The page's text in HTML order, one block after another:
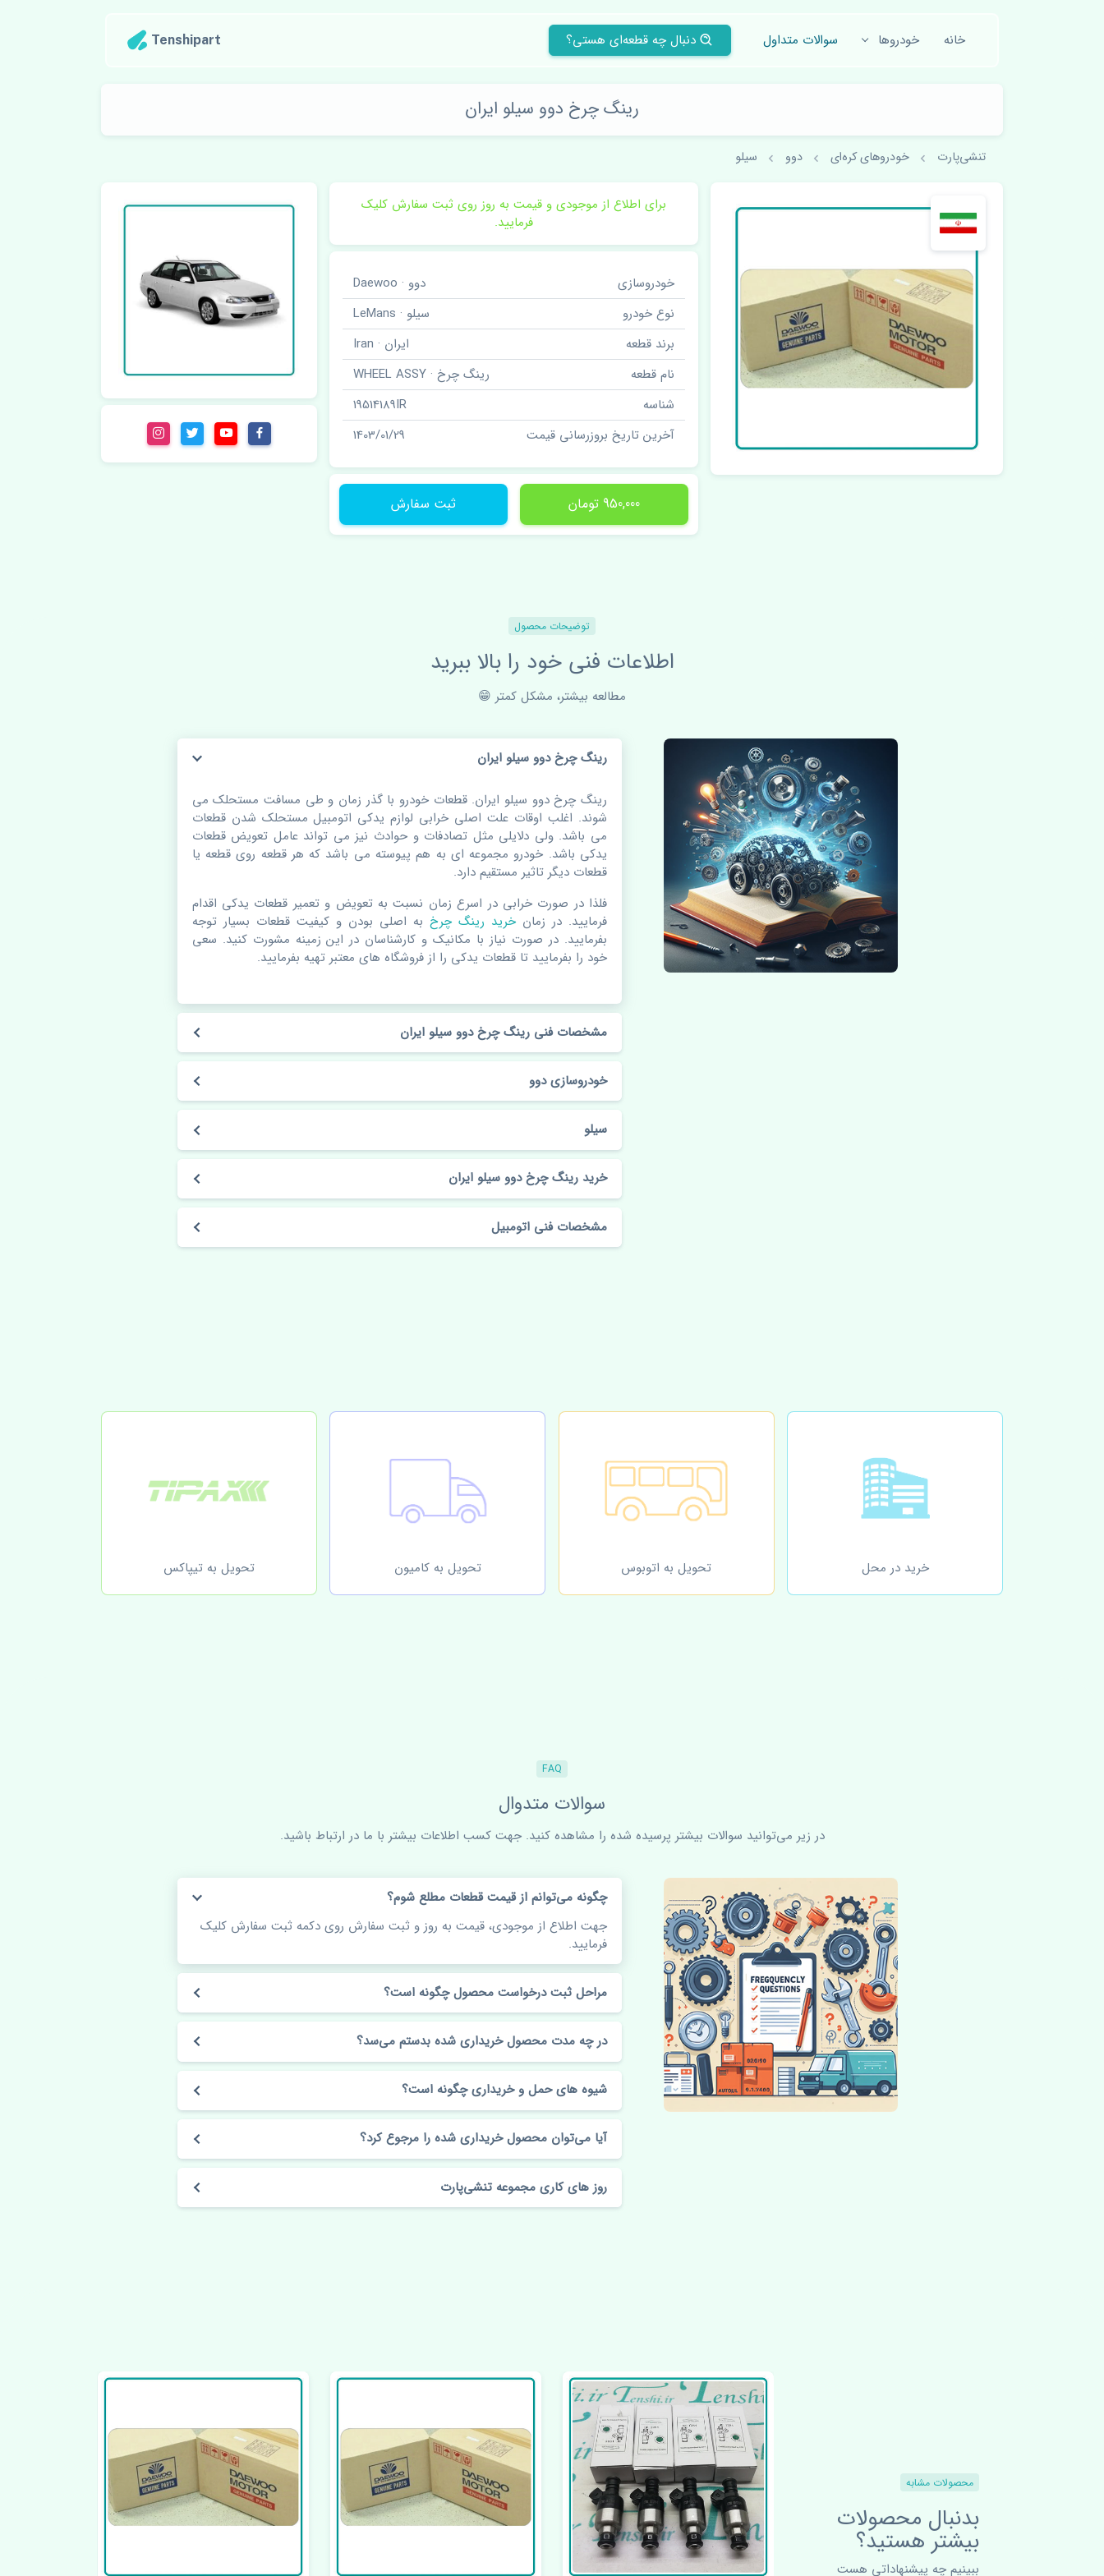
خانه خودروها سوالات متداول دنبال چه قطعه‌ای هستی؟ Tenshipart
رینگ چرخ دوو سیلو ایران
تنشی‌پارت خودروهای کره‌ای دوو سیلو
برای اطلاع از موجودی و قیمت به روز روی ثبت سفارش کلیک
فرمایید.
خودروسازی
دوو · Daewoo
نوع خودرو
سیلو · LeMans
برند قطعه
ایران · Iran
نام قطعه
رینگ چرخ · WHEEL ASSY
شناسه
19514189IR
آخرین تاریخ بروزرسانی قیمت
1403/01/29
950,000 تومان ثبت سفارش
توضیحات محصول
اطلاعات فنی خود را بالا ببرید
مطالعه بیشتر، مشکل کمتر 😁
رینگ چرخ دوو سیلو ایران
رینگ چرخ دوو سیلو ایران. قطعات خودرو با گذر زمان و طی مسافت مستحلک می
شوند. اغلب اوقات علت اصلی خرابی لوازم یدکی اتومبیل مستحلک شدن قطعات
می باشد. ولی دلایلی مثل تصادفات و حوادث نیز می تواند عامل تعویض قطعات
یدکی باشد. خودرو مجموعه ای به هم پیوسته می باشد که هر قطعه روی قطعه یا
قطعات دیگر تاثیر مستقیم دارد.
فلذا در صورت خرابی در اسرع زمان نسبت به تعویض و تعمیر قطعات یدکی اقدام
فرمایید. در زمانخرید رینگ چرخ به اصلی بودن و کیفیت قطعات بسیار توجه
بفرمایید. در صورت نیاز با مکانیک و کارشناسان در این زمینه مشورت کنید. سعی
خود را بفرمایید تا قطعات یدکی را از فروشگاه های معتبر تهیه بفرمایید.
مشخصات فنی رینگ چرخ دوو سیلو ایران
خودروسازی دوو
سیلو
خرید رینگ چرخ دوو سیلو ایران
مشخصات فنی اتومبیل
خرید در محل تحویل به اتوبوس تحویل به کامیون تحویل به تیپاکس
FAQ
سوالات متدوال
در زیر می‌توانید سوالات بیشتر پرسیده شده را مشاهده کنید. جهت کسب اطلاعات بیشتر با ما در ارتباط باشید.
چگونه می‌توانم از قیمت قطعات مطلع شوم؟
جهت اطلاع از موجودی، قیمت به روز و ثبت سفارش روی دکمه ثبت سفارش کلیک
فرمایید.
مراحل ثبت درخواست محصول چگونه است؟
در چه مدت محصول خریداری شده بدستم می‌سد؟
شیوه های حمل و خریداری چگونه است؟
آیا می‌توان محصول خریداری شده را مرجوع کرد؟
روز های کاری مجموعه تنشی‌پارت
محصولات مشابه
بدنبال محصولات
بیشتر هستید؟
ببینیم چه پیشنهاداتی هست